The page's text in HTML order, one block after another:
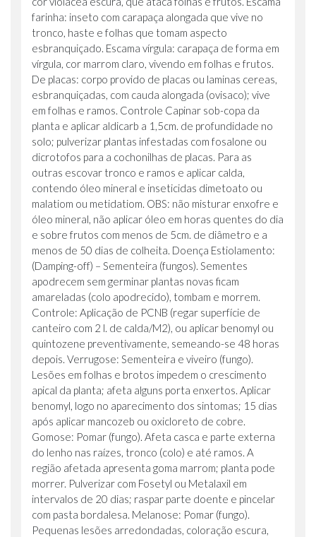
farinha: inseto com carapaça alongada que vive no
tronco, haste e folhas que tomam aspecto
esbranquiçado. Escama vírgula: carapaça de forma em
vírgula, cor marrom claro, vivendo em folhas e frutos.
De placas: corpo provido de placas ou laminas cereas,
esbranquiçadas, com cauda alongada (ovisaco); vive
em folhas e ramos. Controle Capinar sob-copa da
planta e aplicar aldicarb a 1,5cm. de profundidade no
solo; pulverizar plantas infestadas com fosalone ou
dicrotofos para a cochonilhas de placas. Para as
outras escovar tronco e ramos e aplicar calda,
contendo óleo mineral e inseticidas dimetoato ou
malatiom ou metidatiom. OBS: não misturar enxofre e
óleo mineral, não aplicar óleo em horas quentes do dia
e sobre frutos com menos de 5cm. de diâmetro e a
menos de 50 dias de colheita. Doença Estiolamento:
(Damping-off) – Sementeira (fungos). Sementes
apodrecem sem germinar plantas novas ficam
amareladas (colo apodrecido), tombam e morrem.
Controle: Aplicação de PCNB (regar superfície de
canteiro com 2 l. de calda/M2), ou aplicar benomyl ou
quintozene preventivamente, semeando-se 48 horas
depois. Verrugose: Sementeira e viveiro (fungo).
Lesões em folhas e brotos impedem o crescimento
apical da planta; afeta alguns porta enxertos. Aplicar
benomyl, logo no aparecimento dos sintomas; 15 dias
após aplicar mancozeb ou oxicloreto de cobre.
Gomose: Pomar (fungo). Afeta casca e parte externa
do lenho nas raízes, tronco (colo) e até ramos. A
região afetada apresenta goma marrom; planta pode
morrer. Pulverizar com Fosetyl ou Metalaxil em
intervalos de 20 dias; raspar parte doente e pincelar
com pasta bordalesa. Melanose: Pomar (fungo).
Pequenas lesões arredondadas, coloração escura,